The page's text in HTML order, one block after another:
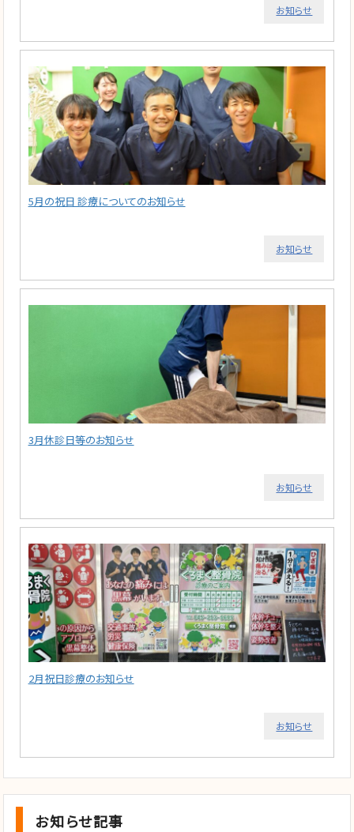
お知らせ
5月の祝日 診療についてのお知らせ
お知らせ
3月休診日等のお知らせ
お知らせ
2月祝日診療のお知らせ
お知らせ
お知らせ記事